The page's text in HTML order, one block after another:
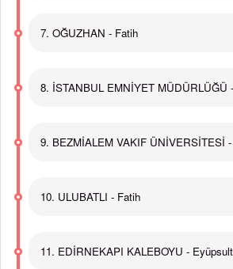
7. OĞUZHAN - Fatih
8. İSTANBUL EMNİYET MÜDÜRLÜĞÜ
9. BEZMİALEM VAKIF ÜNİVERSİTESİ
10. ULUBATLI - Fatih
11. EDİRNEKAPI KALEBOYU -